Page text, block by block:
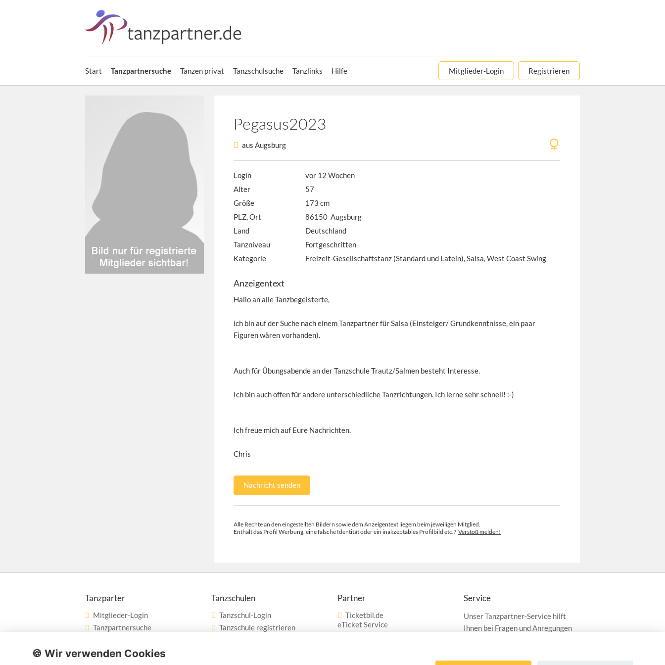
Start Tanzpartnersuche Tanzen privat Tanzschulsuche Tanzlinks Hilfe Mitglieder-Login Registrieren
Pegasus2023
aus Augsburg
Login
vor 12 Wochen
Alter
57
Größe
173 cm
PLZ, Ort
86150 Augsburg
Land
Deutschland
Tanzniveau
Fortgeschritten
Kategorie
Freizeit-Gesellschaftstanz (Standard und Latein), Salsa, West Coast Swing
Anzeigentext
Hallo an alle Tanzbegeisterte,
ich bin auf der Suche nach einem Tanzpartner für Salsa (Einsteiger/ Grundkenntnisse, ein paar
Figuren wären vorhanden).
Auch für Übungsabende an der Tanzschule Trautz/Salmen besteht Interesse.
Ich bin auch offen für andere unterschiedliche Tanzrichtungen. Ich lerne sehr schnell! :-)
Ich freue mich auf Eure Nachrichten.
Chris
Nachricht senden
Alle Rechte an den eingestellten Bildern sowie dem Anzeigentext liegem beim jeweiligen Mitglied.
Enthält das Profil Werbung, eine falsche Identität oder ein inakzeptables Profilbild etc.? Verstoß melden!
Tanzparter
Mitglieder-Login
Tanzpartnersuche
Tanzschulsuche
Tanzschulen
Tanzschul-Login
Tanzschule registrieren
Partner
Ticketbil.de
eTicket Service
Service
Unser Tanzpartner-Service hilft
Ihnen bei Fragen und Anregungen
🍪 Wir verwenden Cookies